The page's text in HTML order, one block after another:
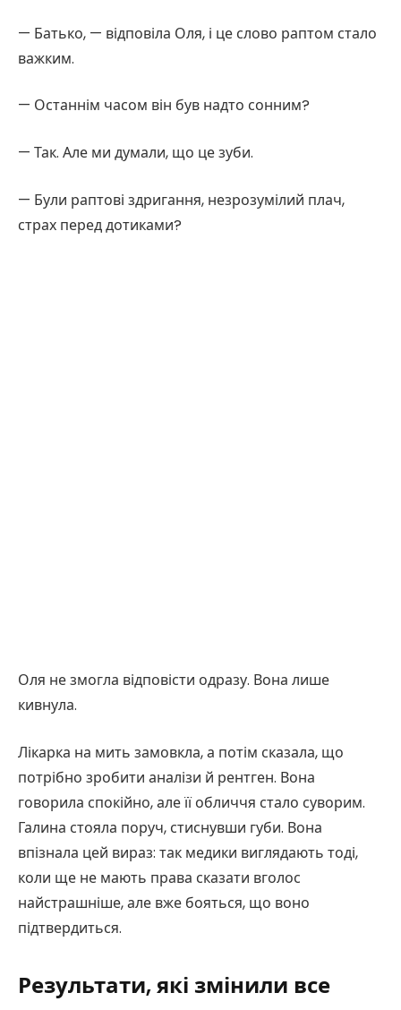
— Батько, — відповіла Оля, і це слово раптом стало
важким.
— Останнім часом він був надто сонним?
— Так. Але ми думали, що це зуби.
— Були раптові здригання, незрозумілий плач,
страх перед дотиками?
Оля не змогла відповісти одразу. Вона лише
кивнула.
Лікарка на мить замовкла, а потім сказала, що
потрібно зробити аналізи й рентген. Вона
говорила спокійно, але її обличчя стало суворим.
Галина стояла поруч, стиснувши губи. Вона
впізнала цей вираз: так медики виглядають тоді,
коли ще не мають права сказати вголос
найстрашніше, але вже бояться, що воно
підтвердиться.
Результати, які змінили все